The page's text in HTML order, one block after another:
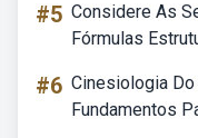
#5 Considere As
Fórmulas
#6 Cinesiologia
Fundamentos